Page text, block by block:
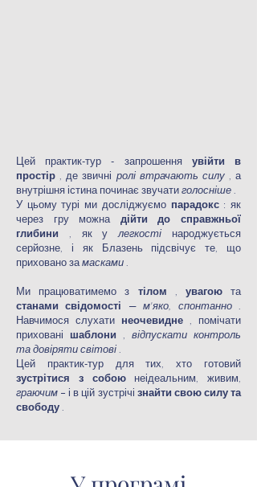
Цей практик-тур - запрошення увійти в
простір , де звичні ролі втрачають силу, а
внутрішня істина починає звучатиголосніше
У цьому турі ми досліджуємо парадокс: як
через гру можна дійти до справжньої
глибини , як улегкості народжується
серйозне, і як Блазень підсвічує те, що
приховано замасками
Ми працюватимемо з тілом увагоюта
станами свідомості —м'яко, спонтанно.
Навчимося слухати неочевидне , помічати
приховані шаблони
відпускати контроль
та довіряти світові
Цей практик-тур для тих, хто готовий
зустрітися з собоюнеідеальним, живим,
граючим – і в цій зустрічі знайти свою силу та
свободу